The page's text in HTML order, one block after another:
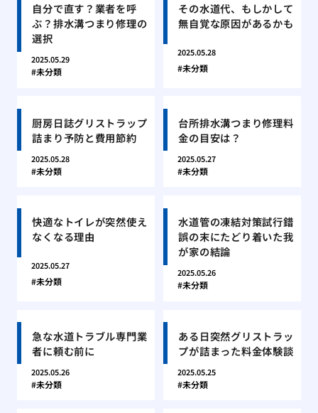
自分で直す？業者を呼
ぶ？排水溝つまり修理の
選択
2025.05.29
未分類
その水道代、もしかして
無自覚な原因があるかも
2025.05.28
未分類
厨房日誌グリストラップ
詰まり予防と費用節約
2025.05.28
未分類
台所排水溝つまり修理料
金の目安は？
2025.05.27
未分類
快適なトイレが突然使え
なくなる理由
2025.05.27
未分類
水道管の凍結対策試行錯
誤の末にたどり着いた我
が家の結論
2025.05.26
未分類
急な水道トラブル専門業
者に頼む前に
2025.05.26
未分類
ある日突然グリストラッ
プが詰まった料金体験談
2025.05.25
未分類